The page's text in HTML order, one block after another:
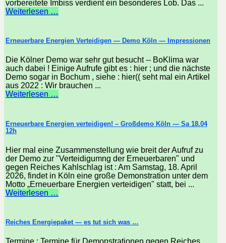
vorbereitete Imbiss verdient ein besonderes Lob. Das ...
Weiterlesen …
Erneuerbare Energien Verteidigen — Demo Köln — Impressionen
Die Kölner Demo war sehr gut besucht -- BoKlima war
auch dabei ! Einige Aufrufe gibt es : hier ; und die nächste
Demo sogar in Bochum , siehe : hier(( seht mal ein Artikel
aus 2022 : Wir brauchen ...
Weiterlesen …
Erneuerbare Energien verteidigen! – Großdemo Köln — Sa 18.04
12h
Hier mal eine Zusammenstellung wie breit der Aufruf zu
der Demo zur "Verteidigumng der Erneuerbaren" und
gegen Reiches Kahlschlag ist : Am Samstag, 18. April
2026, findet in Köln eine große Demonstration unter dem
Motto „Erneuerbare Energien verteidigen" statt, bei ...
Weiterlesen …
Reiches Energiepaket — es tut sich was …
Termine : Termine für Demonstrationen gegen Reiches